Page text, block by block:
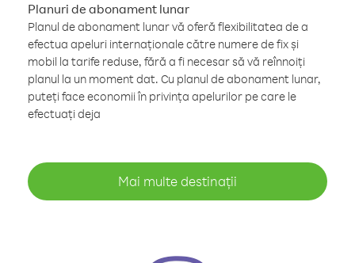
Planuri de abonament lunar
Planul de abonament lunar vă oferă flexibilitatea de a
efectua apeluri internaționale către numere de fix și
mobil la tarife reduse, fără a fi necesar să vă reînnoiți
planul la un moment dat. Cu planul de abonament lunar,
puteți face economii în privința apelurilor pe care le
efectuați deja
Mai multe destinații